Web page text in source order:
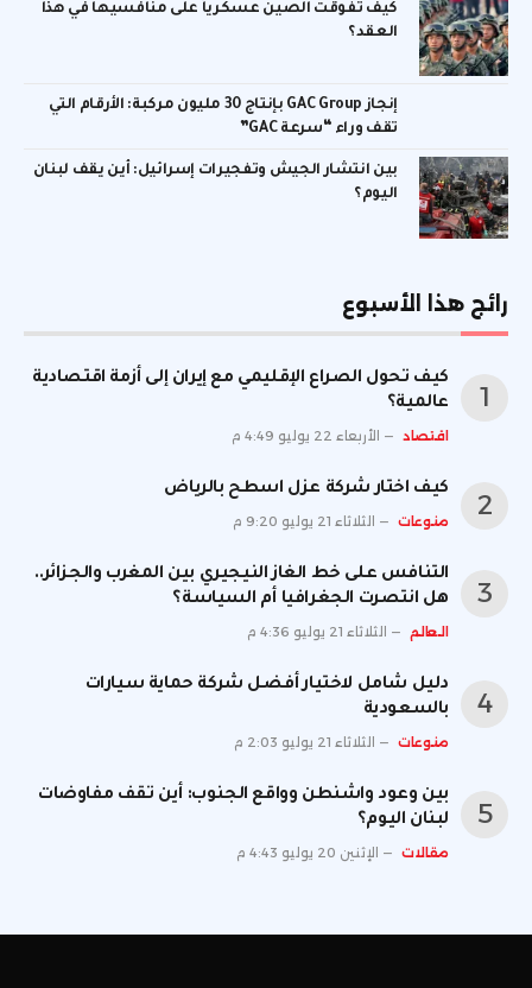
كيف تفوقت الصين عسكرياً على منافسيها في هذا
العقد؟
إنجاز GAC Group بإنتاج 30 مليون مركبة: الأرقام التي
تقف وراء “سرعة GAC”
بين انتشار الجيش وتفجيرات إسرائيل: أين يقف لبنان
اليوم؟
رائج هذا الأسبوع
كيف تحول الصراع الإقليمي مع إيران إلى أزمة اقتصادية
عالمية؟
اقتصاد الأربعاء 22 يوليو 4:49 م
كيف اختار شركة عزل اسطح بالرياض
منوعات الثلاثاء 21 يوليو 9:20 م
التنافس على خط الغاز النيجيري بين المغرب والجزائر..
هل انتصرت الجغرافيا أم السياسة؟
العالم الثلاثاء 21 يوليو 4:36 م
دليل شامل لاختيار أفضل شركة حماية سيارات
بالسعودية
منوعات الثلاثاء 21 يوليو 2:03 م
بين وعود واشنطن وواقع الجنوب: أين تقف مفاوضات
لبنان اليوم؟
مقالات الإثنين 20 يوليو 4:43 م